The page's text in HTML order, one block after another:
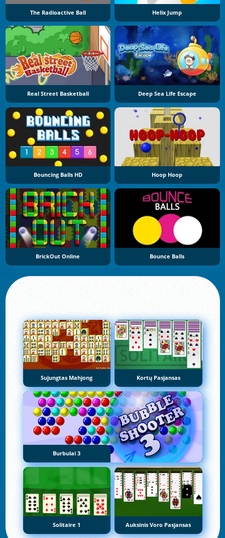
The Radioactive Ball Helix Jump
Real Street Basketball Deep Sea Life Escape
Bouncing Balls HD Hoop Hoop
BrickOut Online Bounce Balls
Sujungtas Mahjong Kortų Pasjansas
Burbulai 3
Solitaire 1 Auksinis Voro Pasjansas